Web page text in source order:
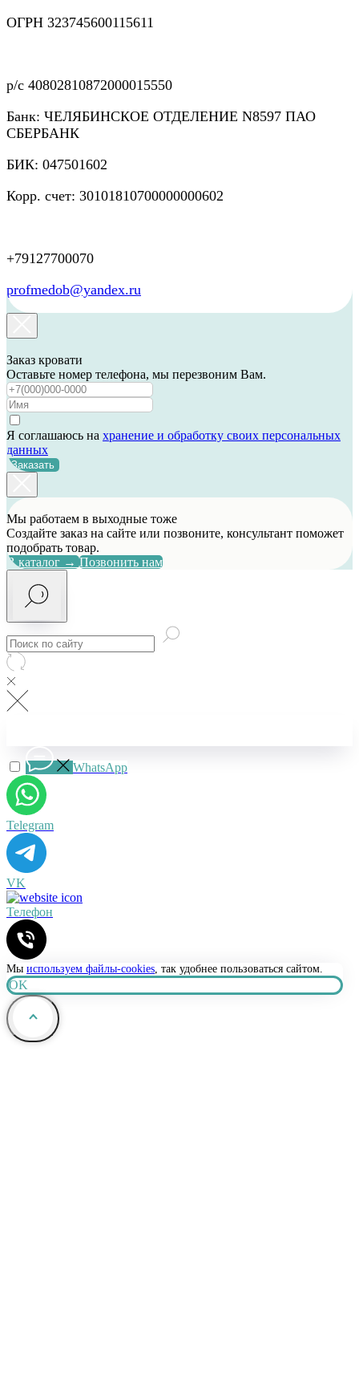
ОГРН 323745600115611
p/c 40802810872000015550
Банк: ЧЕЛЯБИНСКОЕ ОТДЕЛЕНИЕ N8597 ПАО
СБЕРБАНК
БИК: 047501602
Корр. счет: 30101810700000000602
+79127700070
profmedob@yandex.ru
Заказ кровати
Оставьте номер телефона, мы перезвоним Вам.
Я соглашаюсь на хранение и обработку своих персональных
данных
Заказать
Мы работаем в выходные тоже
Создайте заказ на сайте или позвоните, консультант поможет
подобрать товар.
В каталог → Позвонить нам
WhatsApp
Telegram
VK
Телефон
Мы используем файлы-cookies , так удобнее пользоваться сайтом.
OK